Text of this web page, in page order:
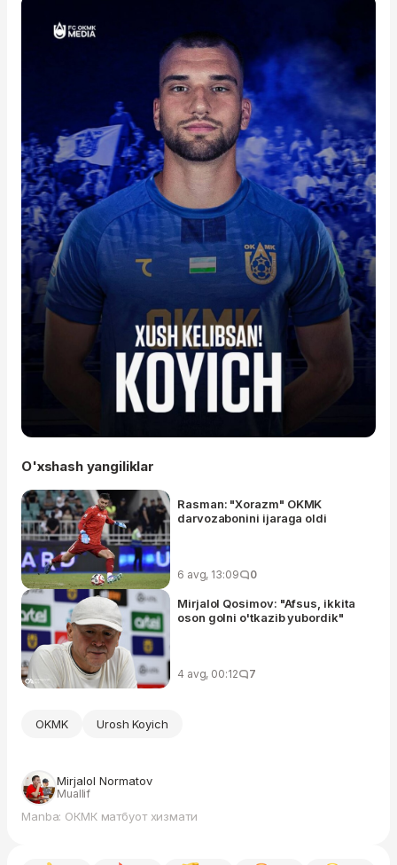
O'xshash yangiliklar
Rasman: "Xorazm" OKMK
darvozabonini ijaraga oldi
6 avg, 13:09 0
Mirjalol Qosimov: "Afsus, ikkita
oson golni o'tkazib yubordik"
4 avg, 00:12 7
OKMK Urosh Koyich
Mirjalol Normatov
Muallif
Manba: ОКМК матбуот хизмати